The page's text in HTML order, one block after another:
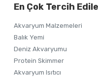
Ürün
Ürün fiyatı diğer
Bu ürüne benzer
En Çok Tercih
Akvaryum Malzemeleri
Balık Yemi
Deniz Akvaryumu
Protein Skimmer
Akvaryum Isıtıcı